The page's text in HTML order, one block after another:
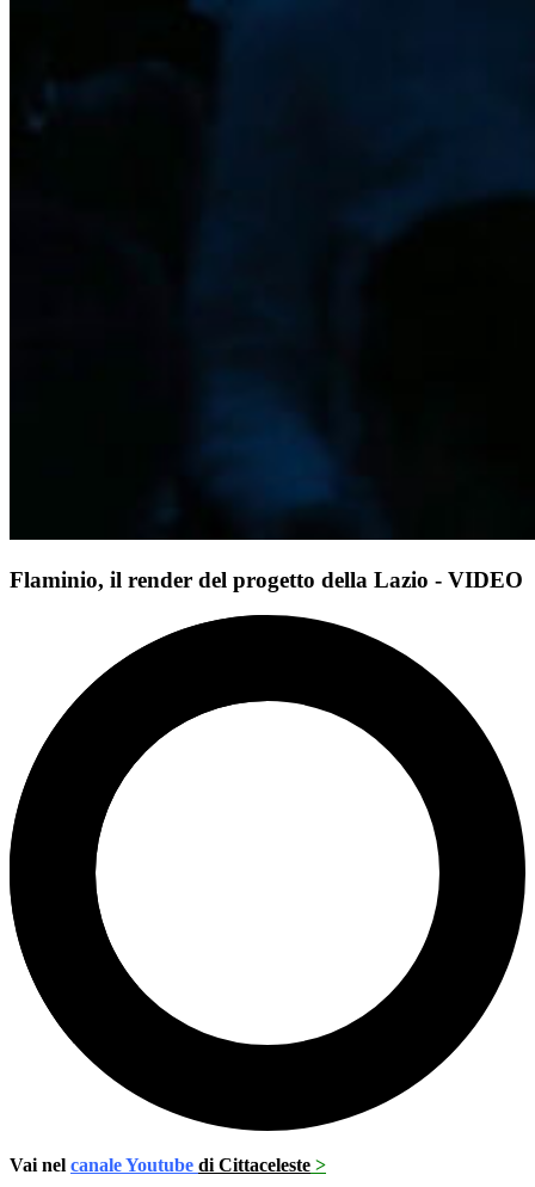
Flaminio, il render del progetto della Lazio - VIDEO
Vai nel canale Youtube di Cittaceleste >